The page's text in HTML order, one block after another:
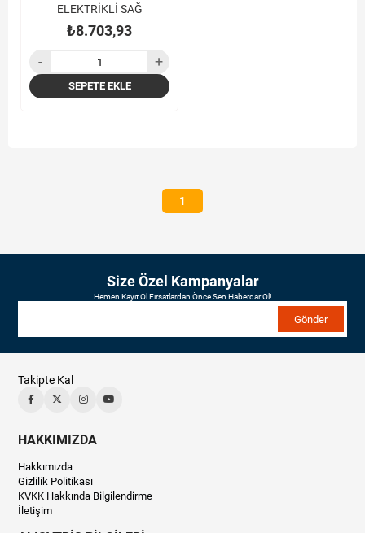
ELEKTRİKLİ SAĞ
₺8.703,93
SEPETE EKLE
1
Size Özel Kampanyalar
Hemen Kayıt Ol Fırsatlardan Önce Sen Haberdar Ol!
Gönder
Takipte Kal
HAKKIMIZDA
Hakkımızda
Gizlilik Politikası
KVKK Hakkında Bilgilendirme
İletişim